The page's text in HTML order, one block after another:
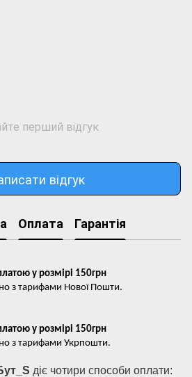
перший відгук
відгук
Оплата Гарантія
у розмірі 150грн
з тарифами Нової Пошти.
у розмірі 150грн
з тарифами Укрпошти.
діє чотири способи оплати: